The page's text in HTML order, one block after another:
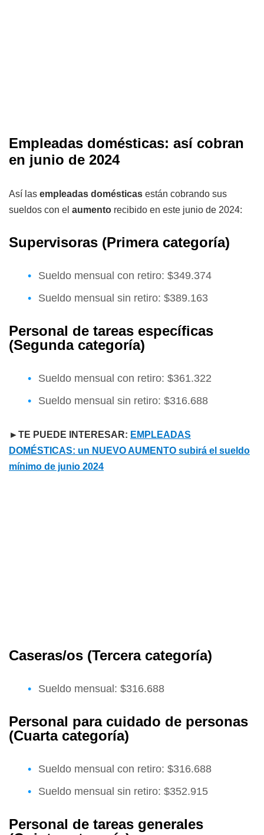
Empleadas domésticas: así cobran
en junio de 2024
Así las empleadas domésticas están cobrando sus
sueldos con el aumento recibido en este junio de 2024:
Supervisoras (Primera categoría)
Sueldo mensual con retiro: $349.374
Sueldo mensual sin retiro: $389.163
Personal de tareas específicas
(Segunda categoría)
Sueldo mensual con retiro: $361.322
Sueldo mensual sin retiro: $316.688
►TE PUEDE INTERESAR: EMPLEADAS
DOMÉSTICAS: un NUEVO AUMENTO subirá el sueldo
mínimo de junio 2024
Caseras/os (Tercera categoría)
Sueldo mensual: $316.688
Personal para cuidado de personas
(Cuarta categoría)
Sueldo mensual con retiro: $316.688
Sueldo mensual sin retiro: $352.915
Personal de tareas generales